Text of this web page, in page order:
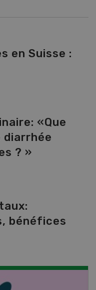
en Suisse :
«Que
diarrhée
? »
bénéfices